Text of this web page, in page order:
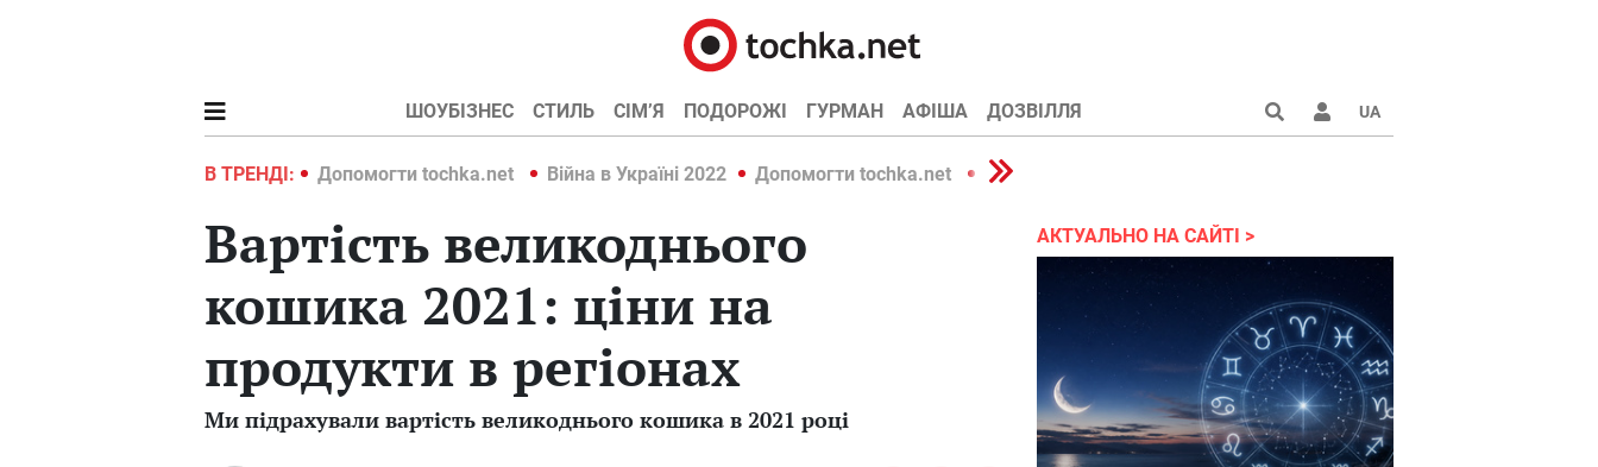
ШОУБІЗНЕС СТИЛЬ СІМ’Я ПОДОРОЖІ ГУРМАН АФІША ДОЗВІЛЛЯ UA
В ТРЕНДІ:
Війна в Україні 2022 Допомогти tochka.net Війна в Україні 2022 Допомогти tochka.net Війна в Україні 2022
Вартість великоднього
кошика 2021: ціни на
продукти в регіонах
Ми підрахували вартість великоднього кошика в 2021 році
АКТУАЛЬНО НА САЙТІ